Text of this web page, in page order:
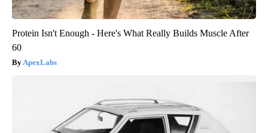
Protein Isn't Enough - Here's What Really Builds Muscle After
60
ApexLabs